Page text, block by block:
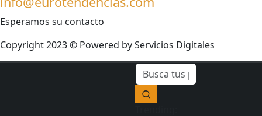
Esperamos su contacto
Copyright 2023 © Powered byServicios Digitales